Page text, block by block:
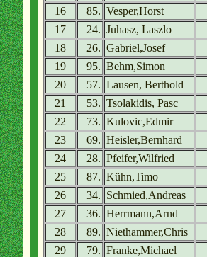
16
85. Vesper,Horst
17
24. Juhasz, Laszlo
18
26. Gabriel,Josef
19
95. Behm,Simon
20
57. Lausen, Berthold
21
53. Tsolakidis, Pasc
22
73. Kulovic,Edmir
23
69. Heisler,Bernhard
24
28. Pfeifer,Wilfried
25
87. Kühn,Timo
26
34. Schmied,Andreas
27
36. Herrmann,Arnd
28
89. Niethammer,Chris
29
79. Franke,Michael